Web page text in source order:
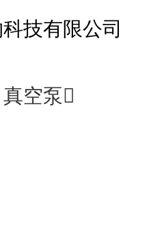
技有限公司
空泵